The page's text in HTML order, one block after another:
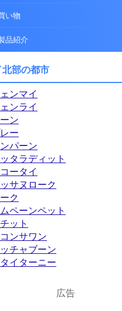
い物
品紹介
北部の都市
ンマイ
ンライ
ン
ー
パーン
タラディット
ータイ
サヌローク
ク
ペーンペット
ット
ンサワン
チャブーン
イターニー
広告